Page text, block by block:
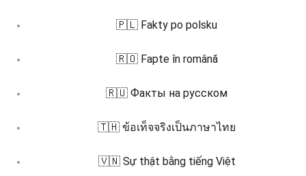
🇵🇱 Fakty po polsku
🇷🇴 Fapte în română
🇷🇺 Факты на русском
🇹🇭 ข้อเท็จจริงเป็นภาษาไทย
🇻🇳 Sự thật bằng tiếng Việt